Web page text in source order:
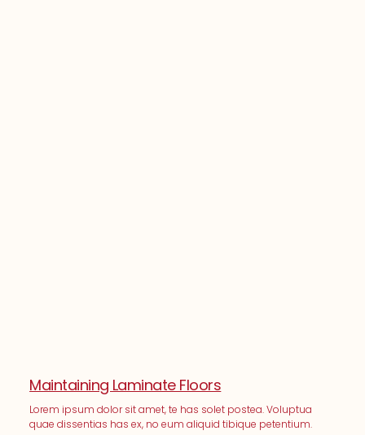
Maintaining Laminate Floors
Lorem ipsum dolor sit amet, te has solet postea. Voluptua
quae dissentias has ex, no eum aliquid tibique petentium.